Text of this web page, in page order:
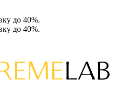
до 40%.
до 40%.